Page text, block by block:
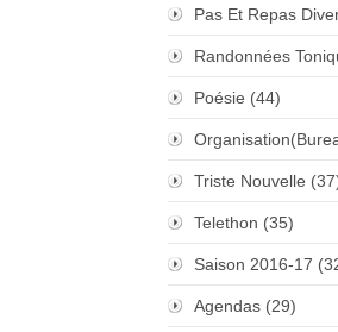
Pas Et Repas
Randonnées
Poésie (44)
Triste Nouvelle
Telethon (35)
Saison 2016-17
Agendas (29)